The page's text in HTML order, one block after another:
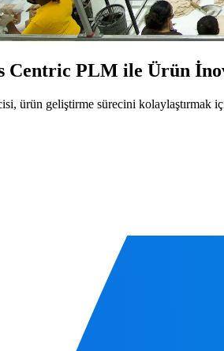
Centric PLM ile Ürün
ürün geliştirme sürecini kolaylaştırmak